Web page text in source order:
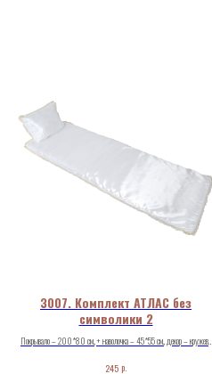
3007. Комплект АТЛАС без
символики 2
Покрывало – 200*80 см., + наволочка – 45*55 см., декор – кружево
245 р.